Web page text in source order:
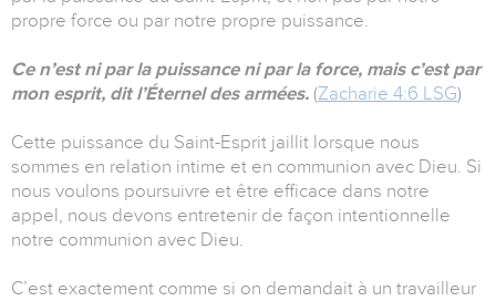
propre force ou par notre propre puissance.
Ce n’est ni par la puissance ni par la force, mais c’est par
mon esprit, dit l’Éternel des armées. (Zacharie 4:6 LSG)
Cette puissance du Saint-Esprit jaillit lorsque nous
sommes en relation intime et en communion avec Dieu. Si
nous voulons poursuivre et être efficace dans notre
appel, nous devons entretenir de façon intentionnelle
notre communion avec Dieu.
C’est exactement comme si on demandait à un travailleur